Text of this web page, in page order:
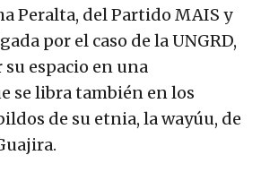
Peralta, del Partido MAIS y
por el caso de la UNGRD,
espacio en una
se libra también en los
de su etnia, la wayúu, de